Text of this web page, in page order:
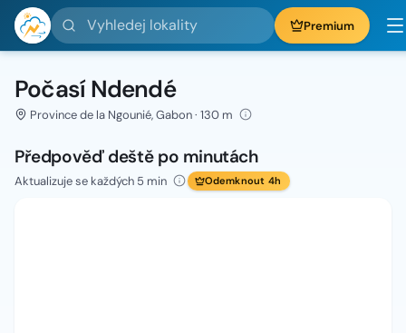
Vyhledej lokality Premium
Počasí Ndendé
Province de la Ngounié, Gabon · 130 m
Předpověď deště po minutách
Aktualizuje se každých 5 min Odemknout 4h